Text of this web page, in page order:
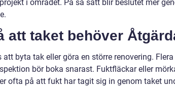
i området. På så sätt blir beslutet mer
att taket behöver
byta tak eller göra en större renovering.
bör boka snarast. Fuktfläckar eller
ofta på att fukt har tagit sig in genom taket